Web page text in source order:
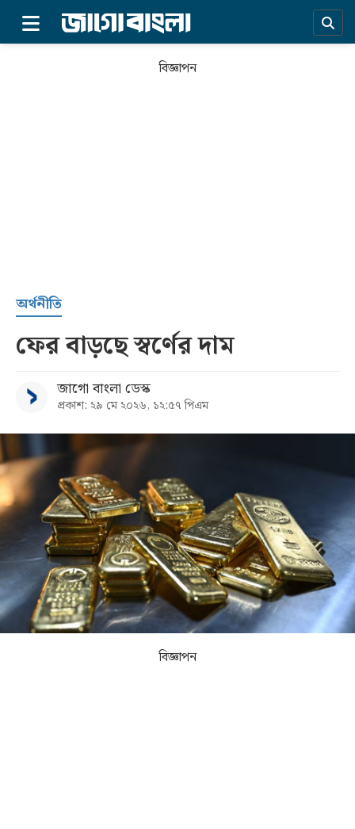
সর্বশেষ
সব
আর্কাইভ
কনভার্টার
বিজ্ঞাপন
অর্থনীতি
ফের বাড়ছে স্বর্ণের দাম
জাগো বাংলা ডেস্ক
প্রকাশ: ২৯ মে ২০২৬, ১২:৫৭ পিএম
বিজ্ঞাপন